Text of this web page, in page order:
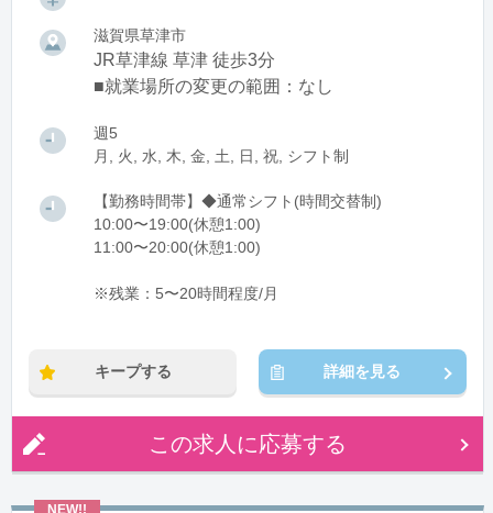
滋賀県草津市
JR草津線 草津 徒歩3分
■就業場所の変更の範囲：なし
週5
月, 火, 水, 木, 金, 土, 日, 祝, シフト制
【勤務時間帯】◆通常シフト(時間交替制)
10:00〜19:00(休憩1:00)
11:00〜20:00(休憩1:00)
※残業：5〜20時間程度/月
キープする 詳細を見る
この求人に応募する